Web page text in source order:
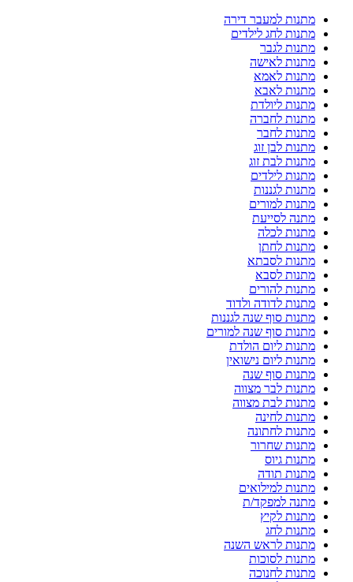
מתנות למעבר דירה
מתנות לחג לילדים
מתנות לגבר
מתנות לאישה
מתנות לאמא
מתנות לאבא
מתנות ליולדת
מתנות לחברה
מתנות לחבר
מתנות לבן זוג
מתנות לבת זוג
מתנות לילדים
מתנות לגננות
מתנות למורים
מתנה לסייעת
מתנות לכלה
מתנות לחתן
מתנות לסבתא
מתנות לסבא
מתנות להורים
מתנות לדודה ולדוד
מתנות סוף שנה לגננות
מתנות סוף שנה למורים
מתנות ליום הולדת
מתנות ליום נישואין
מתנות סוף שנה
מתנות לבר מצווה
מתנות לבת מצווה
מתנות לחינה
מתנות לחתונה
מתנות שחרור
מתנות גיוס
מתנות תודה
מתנות למילואים
מתנה למפקד/ת
מתנות לקיץ
מתנות לחג
מתנות לראש השנה
מתנות לסוכות
מתנות לחנוכה